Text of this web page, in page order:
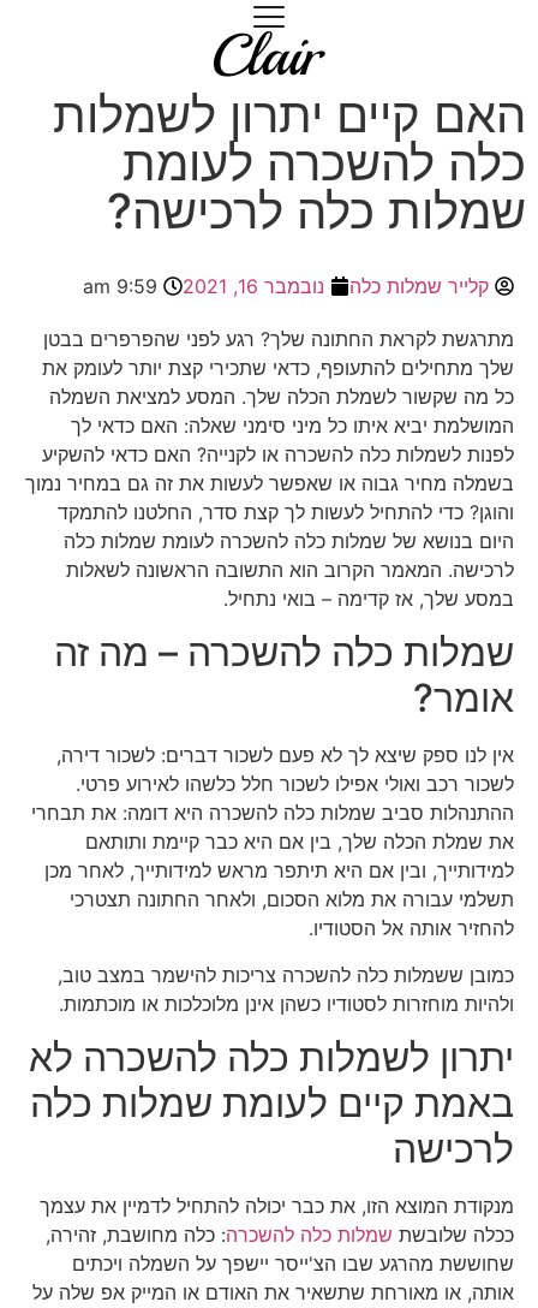
האם קיים יתרון לשמלות
כלה להשכרה לעומת
שמלות כלה לרכישה?
קלייר שמלות כלה נובמבר 16, 2021 9:59 am
מתרגשת לקראת החתונה שלך? רגע לפני שהפרפרים בבטן
שלך מתחילים להתעופף, כדאי שתכירי קצת יותר לעומק את
כל מה שקשור לשמלת הכלה שלך. המסע למציאת השמלה
המושלמת יביא איתו כל מיני סימני שאלה: האם כדאי לך
לפנות לשמלות כלה להשכרה או לקנייה? האם כדאי להשקיע
בשמלה מחיר גבוה או שאפשר לעשות את זה גם במחיר נמוך
והוגן? כדי להתחיל לעשות לך קצת סדר, החלטנו להתמקד
היום בנושא של שמלות כלה להשכרה לעומת שמלות כלה
לרכישה. המאמר הקרוב הוא התשובה הראשונה לשאלות
במסע שלך, אז קדימה – בואי נתחיל.
שמלות כלה להשכרה – מה זה
אומר?
אין לנו ספק שיצא לך לא פעם לשכור דברים: לשכור דירה,
לשכור רכב ואולי אפילו לשכור חלל כלשהו לאירוע פרטי.
ההתנהלות סביב שמלות כלה להשכרה היא דומה: את תבחרי
את שמלת הכלה שלך, בין אם היא כבר קיימת ותותאם
למידותייך, ובין אם היא תיתפר מראש למידותייך, לאחר מכן
תשלמי עבורה את מלוא הסכום, ולאחר החתונה תצטרכי
להחזיר אותה אל הסטודיו.
כמובן ששמלות כלה להשכרה צריכות להישמר במצב טוב,
ולהיות מוחזרות לסטודיו כשהן אינן מלוכלכות או מוכתמות.
יתרון לשמלות כלה להשכרה לא
באמת קיים לעומת שמלות כלה
לרכישה
מנקודת המוצא הזו, את כבר יכולה להתחיל לדמיין את עצמך
ככלה שלובשת שמלות כלה להשכרה: כלה מחושבת, זהירה,
שחוששת מהרגע שבו הצ'ייסר יישפך על השמלה ויכתים
אותה, או מאורחת שתשאיר את האודם או המייק אפ שלה על